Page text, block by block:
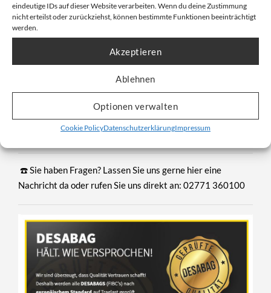
eindeutige IDs auf dieser Website verarbeiten. Wenn du deine Zustimmung
nicht erteilst oder zurückziehst, können bestimmte Funktionen beeinträchtigt
werden.
Akzeptieren
Ablehnen
Optionen verwalten
Cookie PolicyDatenschutzerklärungImpressum
Schüttgütern. Seine robuste Bauweise und die
praktischen Bodenschlaufen ermöglichen eine einfache
Handhabung und kontrollierte Entleerung, was ihn zu
einem unverzichtbaren Helfer in Bau, Landwirtschaft
➡ Jetzt Big Bag Schüttgut 90x90x90cm online bestellen
bei DESABAG
☎️ Sie haben Fragen? Lassen Sie uns gerne hier eine
Nachricht da oder rufen Sie uns direkt an: 02771 360100